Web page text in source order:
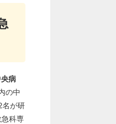
病
の中
名が研
科専